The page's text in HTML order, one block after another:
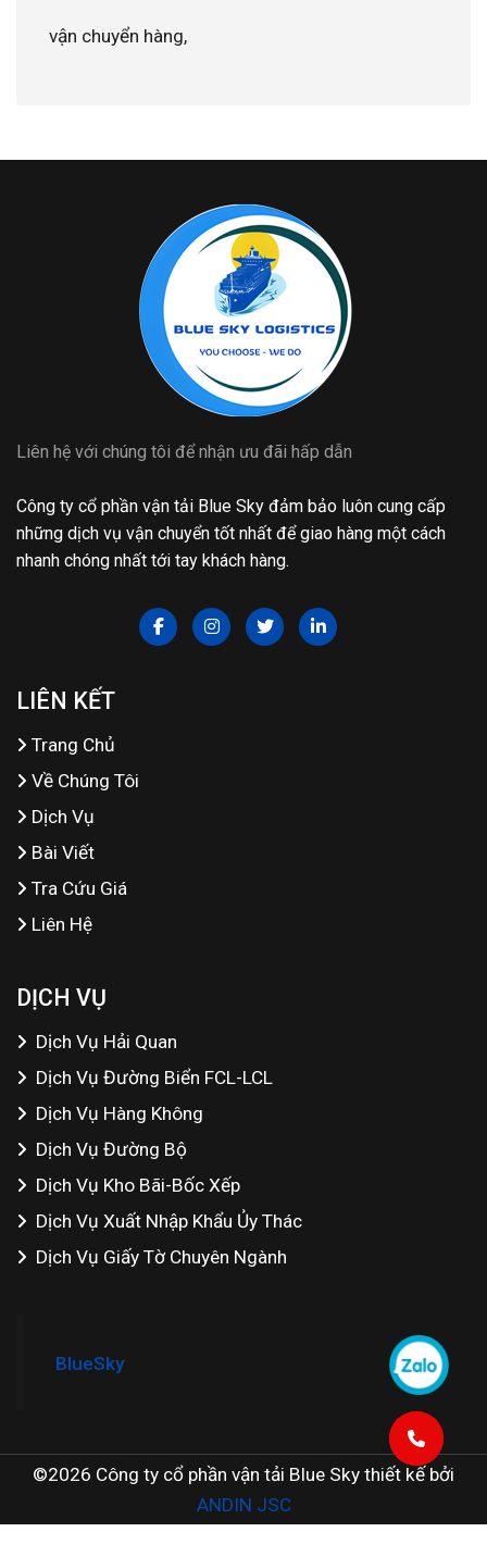
vận chuyển hàng,
Liên hệ với chúng tôi để nhận ưu đãi hấp dẫn
Công ty cổ phần vận tải Blue Sky đảm bảo luôn cung cấp
những dịch vụ vận chuyển tốt nhất để giao hàng một cách
nhanh chóng nhất tới tay khách hàng.
LIÊN KẾT
Trang Chủ
Về Chúng Tôi
Dịch Vụ
Bài Viết
Tra Cứu Giá
Liên Hệ
DỊCH VỤ
Dịch Vụ Hải Quan
Dịch Vụ Đường Biển FCL-LCL
Dịch Vụ Hàng Không
Dịch Vụ Đường Bộ
Dịch Vụ Kho Bãi-Bốc Xếp
Dịch Vụ Xuất Nhập Khẩu Ủy Thác
Dịch Vụ Giấy Tờ Chuyên Ngành
BlueSky
©2026 Công ty cổ phần vận tải Blue Sky thiết kế bởi
ANDIN JSC